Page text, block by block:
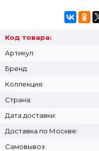
Код товара:
Артикул:
Бренд:
Коллекция:
Страна:
Дата доставки:
Доставка по Москве:
Самовывоз: